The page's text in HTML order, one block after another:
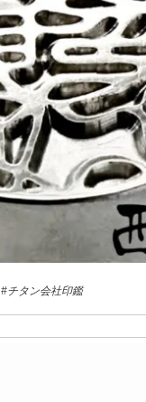
#チタン会社印鑑